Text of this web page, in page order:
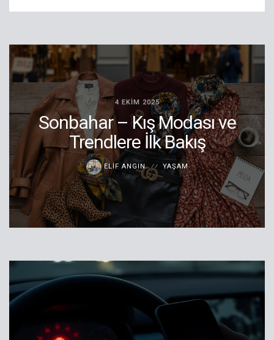
4 EKIM 2025
Sonbahar – Kış Modası ve
Trendlere İlk Bakış
ELIF ANGIN YAŞAM